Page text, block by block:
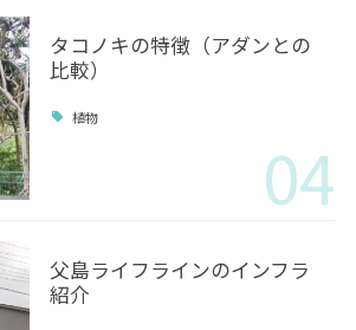
タコノキの特徴（アダンとの
比較）
植物
04
父島ライフラインのインフラ
紹介